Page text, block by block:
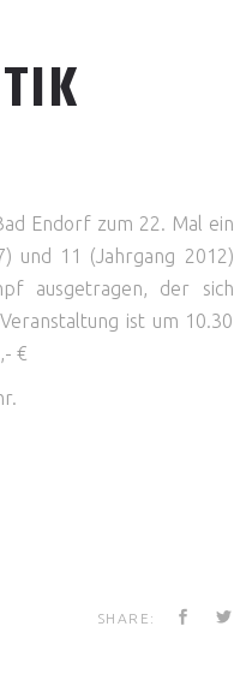
Endorf zum 22. Mal ein
und 11 (Jahrgang 2012)
ausgetragen, der sich
ist um 10.30
€
SHARE: